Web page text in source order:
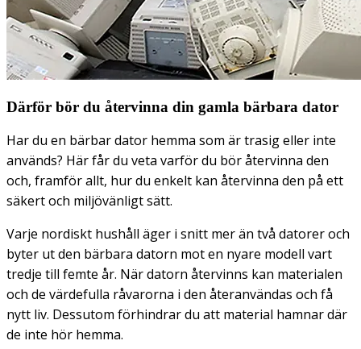
Därför bör du återvinna din gamla bärbara dator
Har du en bärbar dator hemma som är trasig eller inte
används? Här får du veta varför du bör återvinna den
och, framför allt, hur du enkelt kan återvinna den på ett
säkert och miljövänligt sätt.
Varje nordiskt hushåll äger i snitt mer än två datorer och
byter ut den bärbara datorn mot en nyare modell vart
tredje till femte år. När datorn återvinns kan materialen
och de värdefulla råvarorna i den återanvändas och få
nytt liv. Dessutom förhindrar du att material hamnar där
de inte hör hemma.